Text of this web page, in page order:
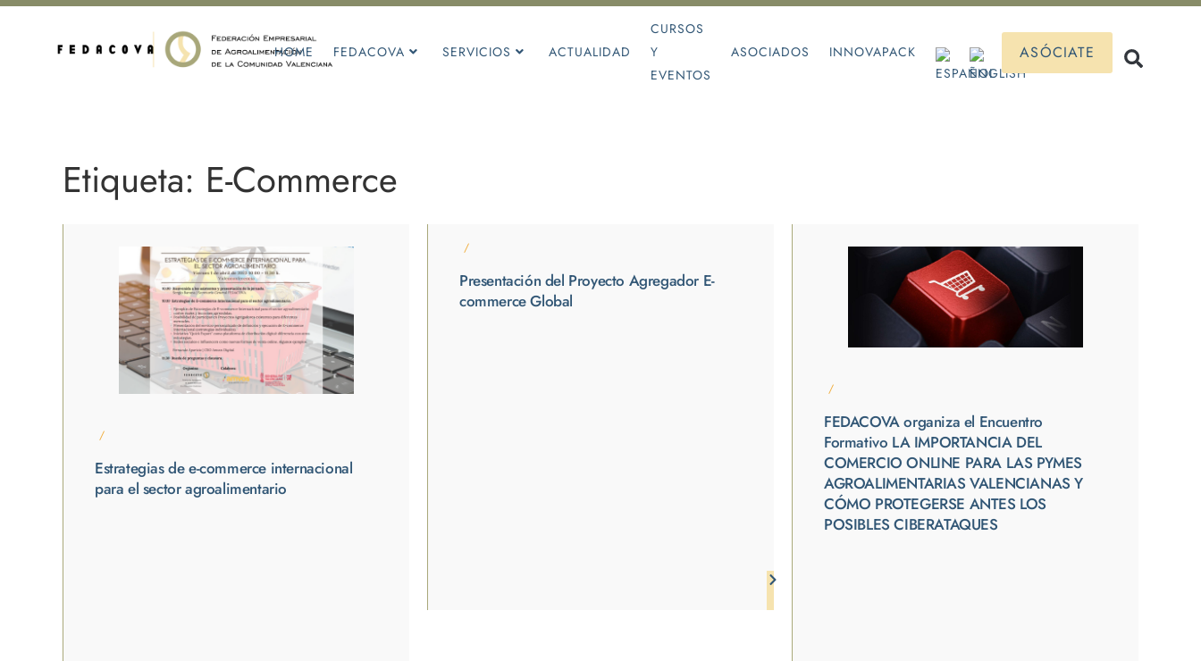
HOME FEDACOVA SERVICIOS ACTUALIDAD
CURSOS
Y
EVENTOS
ASOCIADOS INNOVAPACK ASÓCIATE
Etiqueta: E-Commerce
/
Estrategias de e-commerce internacional
para el sector agroalimentario
/
Presentación del Proyecto Agregador E-
commerce Global
/
FEDACOVA organiza el Encuentro
Formativo LA IMPORTANCIA DEL
COMERCIO ONLINE PARA LAS PYMES
AGROALIMENTARIAS VALENCIANAS Y
CÓMO PROTEGERSE ANTES LOS
POSIBLES CIBERATAQUES